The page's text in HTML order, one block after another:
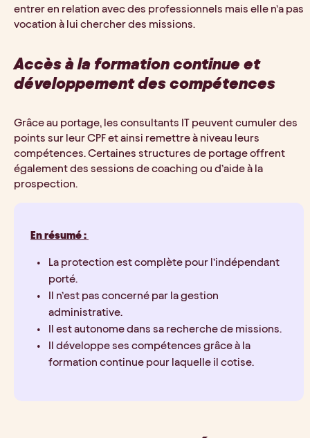
entrer en relation avec des professionnels mais elle n’a pas
vocation à lui chercher des missions.
Accès à la formation continue et
développement des compétences
Grâce au portage, les consultants IT peuvent cumuler des
points sur leur CPF et ainsi remettre à niveau leurs
compétences. Certaines structures de portage offrent
également des sessions de coaching ou d’aide à la
prospection.
En résumé :
La protection est complète pour l’indépendant
porté.
Il n’est pas concerné par la gestion
administrative.
Il est autonome dans sa recherche de missions.
Il développe ses compétences grâce à la
formation continue pour laquelle il cotise.